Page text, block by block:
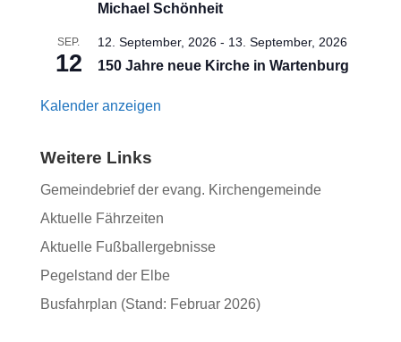
Michael Schönheit
SEP.
12
12. September, 2026- 13. September, 2026
150 Jahre neue Kirche in Wartenburg
Kalender anzeigen
Weitere Links
Gemeindebrief der evang. Kirchengemeinde
Aktuelle Fährzeiten
Aktuelle Fußballergebnisse
Pegelstand der Elbe
Busfahrplan (Stand: Februar 2026)